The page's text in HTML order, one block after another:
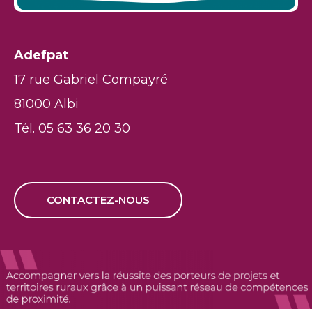
Adefpat
17 rue Gabriel Compayré
81000 Albi
Tél. 05 63 36 20 30
CONTACTEZ-NOUS